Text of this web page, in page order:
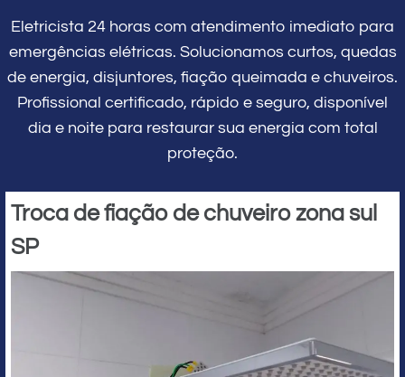
Eletricista 24 horas com atendimento imediato para
emergências elétricas. Solucionamos curtos, quedas
de energia, disjuntores, fiação queimada e chuveiros.
Profissional certificado, rápido e seguro, disponível
dia e noite para restaurar sua energia com total
proteção.
Troca de fiação de chuveiro zona sul
SP